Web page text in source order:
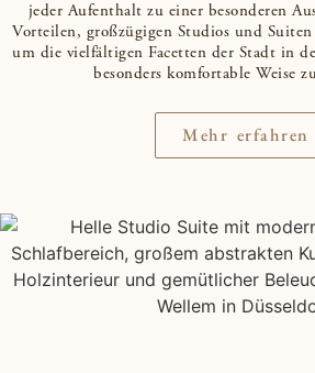
jeder Aufenthalt zu einer besonderen
Vorteilen, großzügigen Studios und Suiten
um die vielfältigen Facetten der Stadt in
besonders komfortable Weise
Mehr erfahren